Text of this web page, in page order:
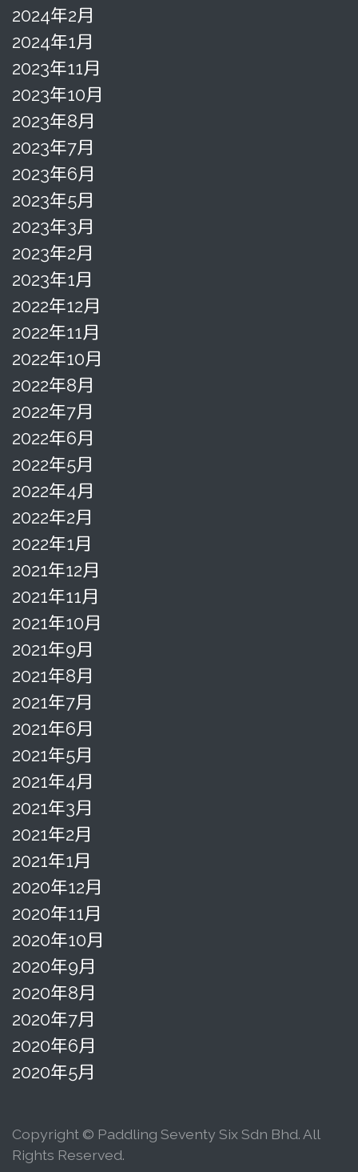
2024年2月
2024年1月
2023年11月
2023年10月
2023年8月
2023年7月
2023年6月
2023年5月
2023年3月
2023年2月
2023年1月
2022年12月
2022年11月
2022年10月
2022年8月
2022年7月
2022年6月
2022年5月
2022年4月
2022年2月
2022年1月
2021年12月
2021年11月
2021年10月
2021年9月
2021年8月
2021年7月
2021年6月
2021年5月
2021年4月
2021年3月
2021年2月
2021年1月
2020年12月
2020年11月
2020年10月
2020年9月
2020年8月
2020年7月
2020年6月
2020年5月
Copyright © Paddling Seventy Six Sdn Bhd. All
Rights Reserved.